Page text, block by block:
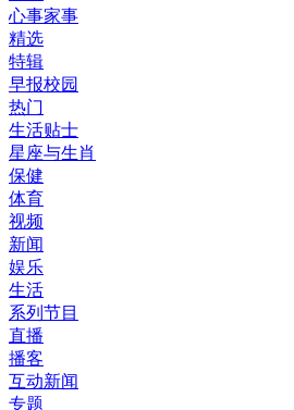
心事家事
精选
特辑
早报校园
热门
生活贴士
星座与生肖
保健
体育
视频
新闻
娱乐
生活
系列节目
直播
播客
互动新闻
专题